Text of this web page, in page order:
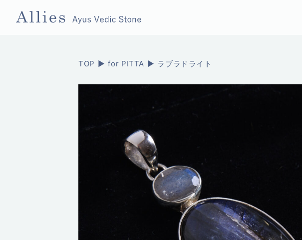
TOP for PITTA ラブラドライト